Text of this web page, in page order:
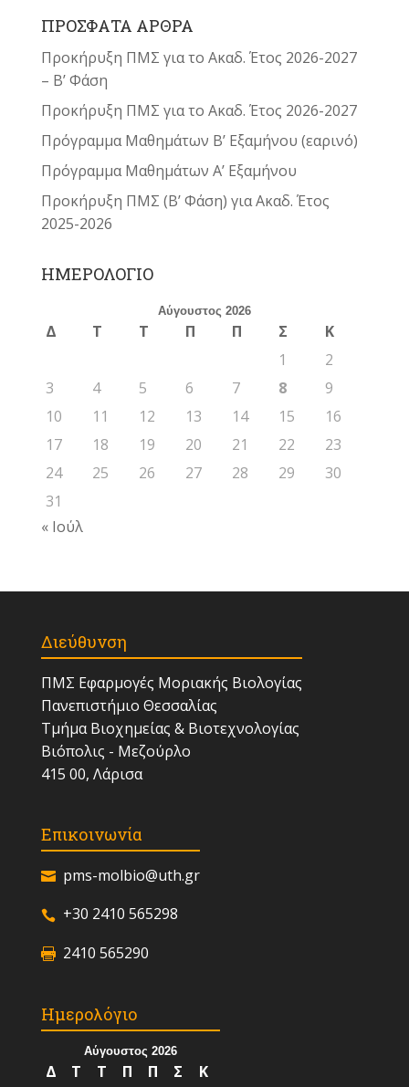
ΠΡΟΣΦΑΤΑ ΑΡΘΡΑ
Προκήρυξη ΠΜΣ για το Ακαδ. Έτος 2026-2027
– Β’ Φάση
Προκήρυξη ΠΜΣ για το Ακαδ. Έτος 2026-2027
Πρόγραμμα Μαθημάτων Β’ Εξαμήνου (εαρινό)
Πρόγραμμα Μαθημάτων Α’ Εξαμήνου
Προκήρυξη ΠΜΣ (Β’ Φάση) για Ακαδ. Έτος
2025-2026
ΗΜΕΡΟΛΟΓΙΟ
Αύγουστος 2026
Δ Τ Τ Π Π Σ
Κ
1
2
3
4 5 6 7 8
9
10
11 12 13 14 15
16
17
18 19 20 21 22
23
24
25 26 27 28 29
30
31
« Ιούλ
Διεύθυνση
ΠΜΣ Εφαρμογές Μοριακής Βιολογίας
Πανεπιστήμιο Θεσσαλίας
Τμήμα Βιοχημείας & Βιοτεχνολογίας
Βιόπολις - Μεζούρλο
415 00, Λάρισα
Επικοινωνία
pms-molbio@uth.gr
+30 2410 565298
2410 565290
Ημερολόγιο
Αύγουστος 2026
Δ Τ Τ Π Π Σ Κ